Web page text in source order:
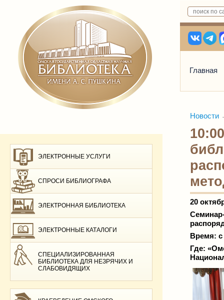
Главная
ЭЛЕКТРОННЫЕ УСЛУГИ
СПРОСИ БИБЛИОГРАФА
ЭЛЕКТРОННАЯ БИБЛИОТЕКА
ЭЛЕКТРОННЫЕ КАТАЛОГИ
СПЕЦИАЛИЗИРОВАННАЯ
БИБЛИОТЕКА ДЛЯ НЕЗРЯЧИХ И
СЛАБОВИДЯЩИХ
Новости
20
Время: с
Где: